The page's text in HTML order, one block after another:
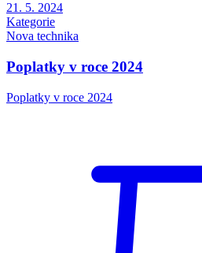
21. 5. 2024
Kategorie
Nova technika
Poplatky v roce 2024
Poplatky v roce 2024